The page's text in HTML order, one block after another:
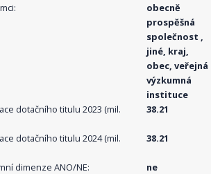
obecně
prospěšná
společnost ,
jiné, kraj,
obec, veřejná
výzkumná
instituce
dotačního titulu 2023 (mil.
38.21
dotačního titulu 2024 (mil.
38.21
dimenze ANO/NE:
ne